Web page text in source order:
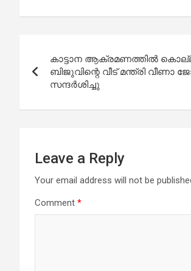
navigation
കാട്ടാന ആക്രമണത്തില്‍
ബിജുവിന്റെ വീട് മന്ത്രി വീണാ
സന്ദര്‍ശിച്ചു
Leave a Reply
Your email address will not be
Comment *